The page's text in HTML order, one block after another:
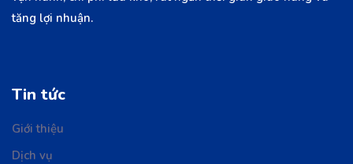
tăng lợi nhuận.
Tin tức
Giới thiệu
Dịch vụ